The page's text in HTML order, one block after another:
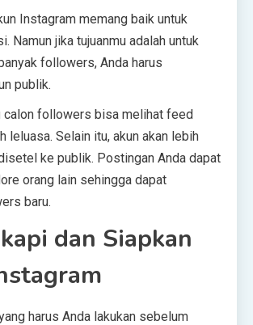
Instagram memang baik untuk
Namun jika tujuanmu adalah untuk
followers, Anda harus
publik.
calon followers bisa melihat feed
leluasa. Selain itu, akun akan lebih
ke publik. Postingan Anda dapat
orang lain sehingga dapat
baru.
dan Siapkan
harus Anda lakukan sebelum